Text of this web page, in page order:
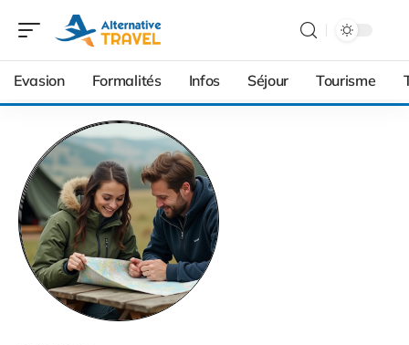
Evasion Formalités Infos Séjour Tourisme